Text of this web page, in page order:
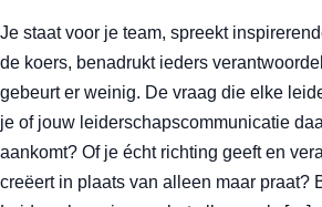
Je staat voor je team, spreekt
de koers, benadrukt ieders
gebeurt er weinig. De vraag die elke
je of jouw leiderschapscommunicatie
aankomt? Of je écht richting geeft en
creëert in plaats van alleen maar praat?